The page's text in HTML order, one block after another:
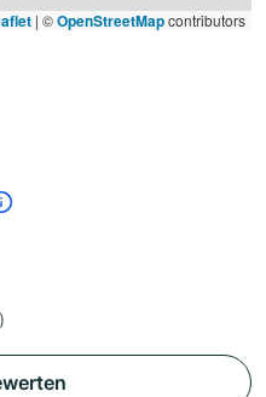
| ©OpenStreetMapcontributors